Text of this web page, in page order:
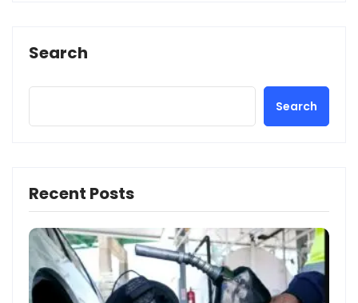
Search
Search
Recent Posts